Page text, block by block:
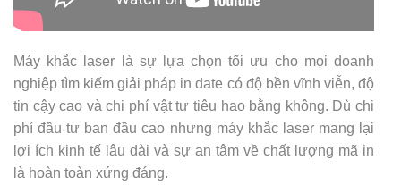
Máy khắc laser là sự lựa chọn tối ưu cho mọi doanh
nghiệp tìm kiếm giải pháp in date có độ bền vĩnh viễn, độ
tin cậy cao và chi phí vật tư tiêu hao bằng không. Dù chi
phí đầu tư ban đầu cao nhưng máy khắc laser mang lại
lợi ích kinh tế lâu dài và sự an tâm về chất lượng mã in
là hoàn toàn xứng đáng.